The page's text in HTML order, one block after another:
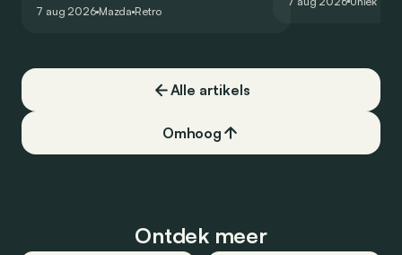
7 aug 2026 Mazda Retro
Alle artikels
Omhoog
Ontdek meer